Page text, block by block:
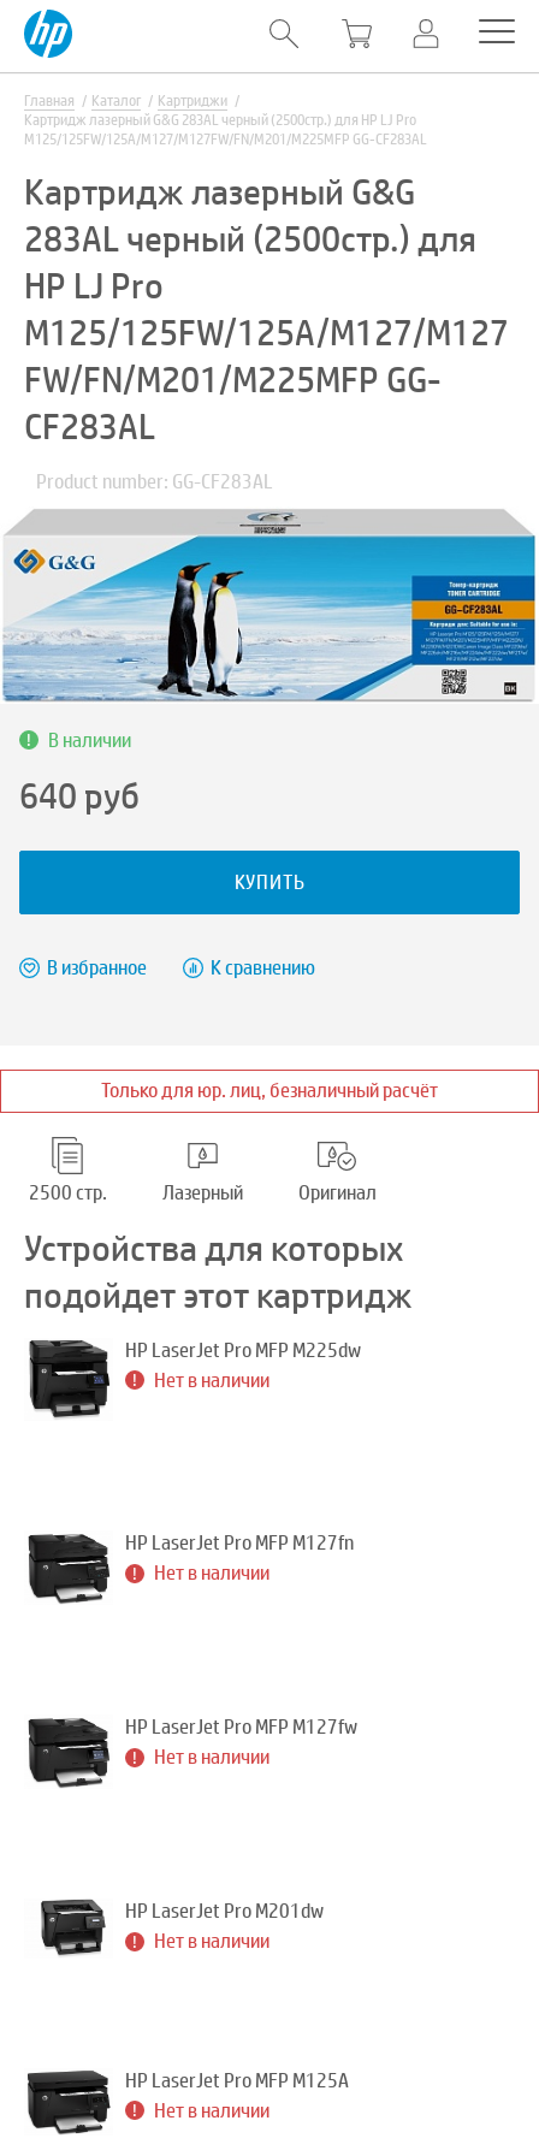
Главная Каталог
Картриджи
Картридж лазерный G&G 283AL черный (2500стр.) для HP LJ Pro
M125/125FW/125A/M127/M127FW/FN/M201/M225MFP GG-CF283AL
Картридж лазерный G&G
283AL черный (2500стр.) для
HP LJ Pro
M125/125FW/125A/M127/M127
FW/FN/M201/M225MFP GG-
CF283AL
Product number: GG-CF283AL
В наличии
640 руб
КУПИТЬ
В избранное К сравнению
Только для юр. лиц, безналичный расчёт
2500 стр. Лазерный Оригинал
Устройства для которых
подойдет этот картридж
HP LaserJet Pro MFP M225dw
Нет в наличии
HP LaserJet Pro MFP M127fn
Нет в наличии
HP LaserJet Pro MFP M127fw
Нет в наличии
HP LaserJet Pro M201dw
Нет в наличии
HP LaserJet Pro MFP M125A
Нет в наличии